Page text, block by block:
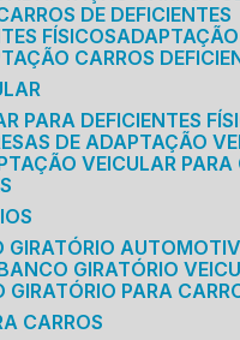
DE DEFICIENTES
FÍSICOS
CARROS
PARA DEFICIENTES
DE ADAPTAÇÃO
VEICULAR
GIRATÓRIO
BANCO GIRATÓRIO
GIRATÓRIO PARA
CARROS